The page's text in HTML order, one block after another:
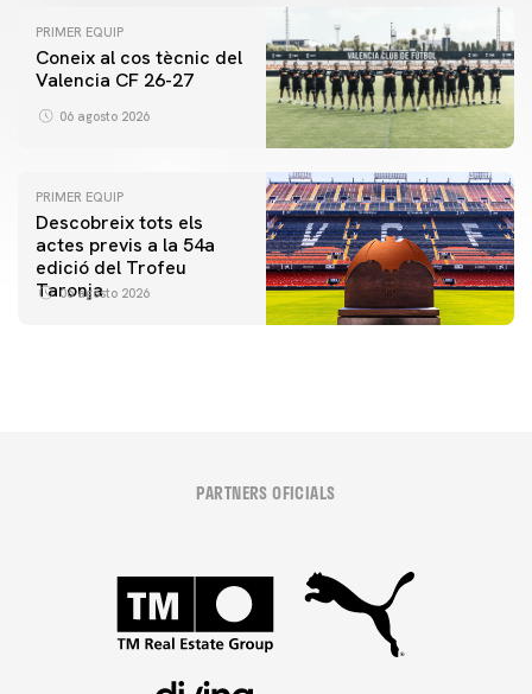
PRIMER EQUIP
Coneix al cos tècnic del
Valencia CF 26-27
06 agosto 2026
PRIMER EQUIP
Descobreix tots els
actes previs a la 54a
edició del Trofeu
Taronja
06 agosto 2026
PARTNERS OFICIALS